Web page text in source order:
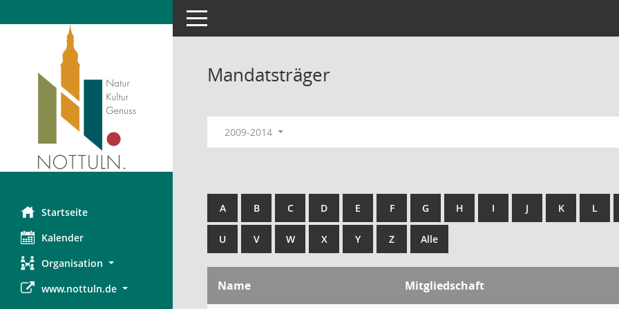
Startseite
Kalender
Organisation
www.nottuln.de
Toggle navigation
Mandatsträger
2009-2014
A B C D E F G H I J K L
U V W X Y Z Alle
Name Mitgliedschaft